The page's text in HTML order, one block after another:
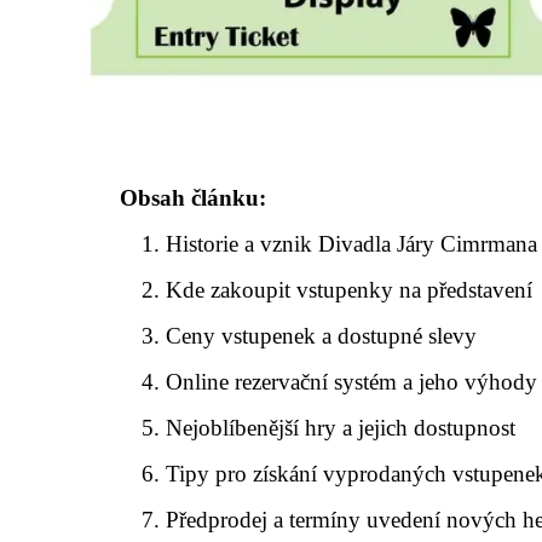
Obsah článku:
Historie a vznik Divadla Járy Cimrmana
Kde zakoupit vstupenky na představení
Ceny vstupenek a dostupné slevy
Online rezervační systém a jeho výhody
Nejoblíbenější hry a jejich dostupnost
Tipy pro získání vyprodaných
Předprodej a termíny uvedení nových